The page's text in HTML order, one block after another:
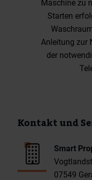
Maschine zu
Starten
Anleitung zur
der
Kontakt und
Smart
07549